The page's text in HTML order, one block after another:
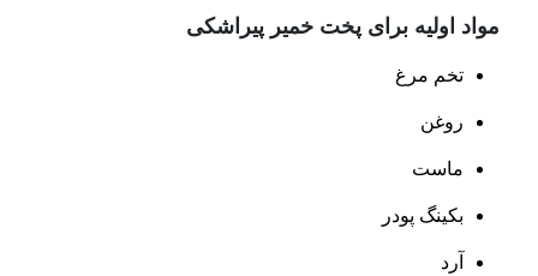
مواد اولیه برای پخت خمیر پیراشکی
تخم مرغ
روغن
ماست
بکینگ پودر
آرد